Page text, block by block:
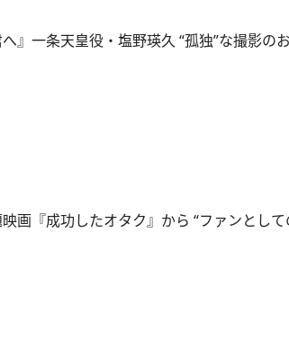
』一条天皇役・塩野瑛久 “孤独”な撮影の
画『成功したオタク』から “ファンとし